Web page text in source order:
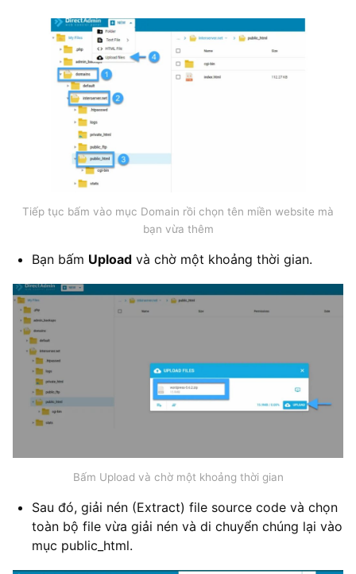
Tiếp tục bấm vào mục Domain rồi chọn tên miền website mà
bạn vừa thêm
Bạn bấm Upload và chờ một khoảng thời gian.
Bấm Upload và chờ một khoảng thời gian
Sau đó, giải nén (Extract) file source code và chọn
toàn bộ file vừa giải nén và di chuyển chúng lại vào
mục public_html.